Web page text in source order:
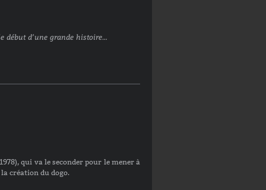
début d’une grande histoire…
qui va le seconder pour le mener à
création du dogo.